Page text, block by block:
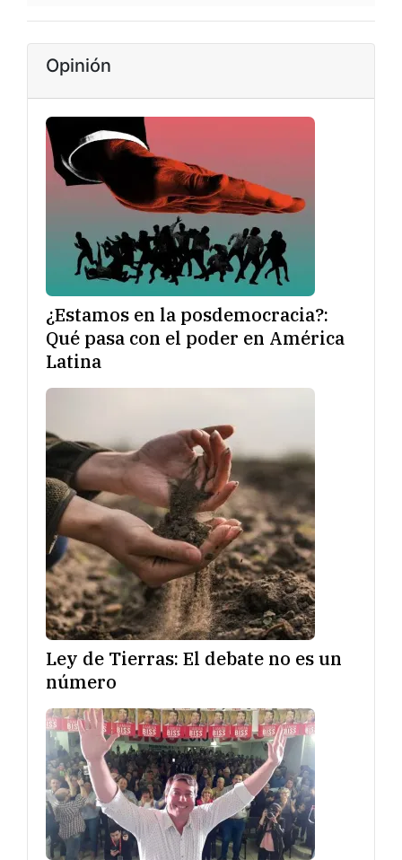
Opinión
¿Estamos en la posdemocracia?:
Qué pasa con el poder en América
Latina
Ley de Tierras: El debate no es un
número